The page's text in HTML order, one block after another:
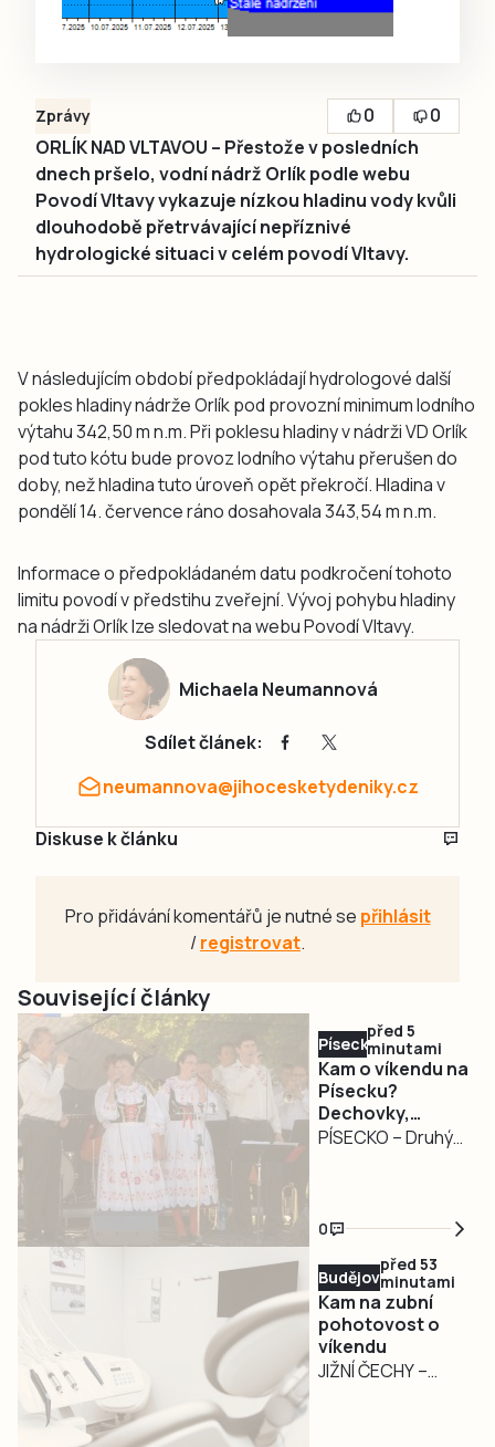
Zprávy 0
0
ORLÍK NAD VLTAVOU – Přestože v posledních
dnech pršelo, vodní nádrž Orlík podle webu
Povodí Vltavy vykazuje nízkou hladinu vody kvůli
dlouhodobě přetrvávající nepříznivé
hydrologické situaci v celém povodí Vltavy.
V následujícím období předpokládají hydrologové další
pokles hladiny nádrže Orlík pod provozní minimum lodního
výtahu 342,50 m n.m. Při poklesu hladiny v nádrži VD Orlík
pod tuto kótu bude provoz lodního výtahu přerušen do
doby, než hladina tuto úroveň opět překročí. Hladina v
pondělí 14. července ráno dosahovala 343,54 m n.m.
Informace o předpokládaném datu podkročení tohoto
limitu povodí v předstihu zveřejní. Vývoj pohybu hladiny
na nádrži Orlík lze sledovat na webu Povodí Vltavy.
Michaela Neumannová
Sdílet článek:
neumannova@jihocesketydeniky.cz
Diskuse k článku
Pro přidávání komentářů je nutné se přihlásit
/registrovat.
Související články
Písecko
před 5
minutami
Kam o víkendu na
Písecku?
Dechovky,
pohádkový les,
PÍSECKO – Druhý
Písecku pestrý
program pro
milovníky hudby,
rodiny s dětmi i
příznivce
venkovských
slavností.
0
Budějovicko
před 53
minutami
Kam na zubní
pohotovost o
víkendu
JIŽNÍ ČECHY –